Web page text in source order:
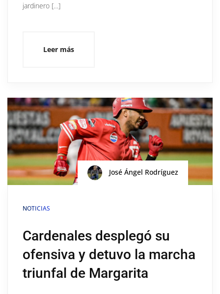
jardinero […]
Leer más
José Ángel Rodríguez
NOTICIAS
Cardenales desplegó su
ofensiva y detuvo la marcha
triunfal de Margarita